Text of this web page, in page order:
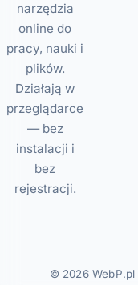
narzędzia
online do
pracy, nauki i
plików.
Działają w
przeglądarce
— bez
instalacji i
bez
rejestracji.
© 2026